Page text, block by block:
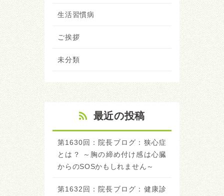
生活習慣病
ご挨拶
未分類
最近の投稿
第1630回：院長ブログ：狭心症
とは？ ～胸の締め付け感は心臓
からのSOSかもしれません～
第1632回：院長ブログ：健康診